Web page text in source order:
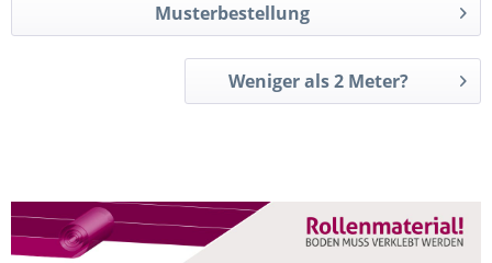
Musterbestellung
Weniger als 2 Meter?